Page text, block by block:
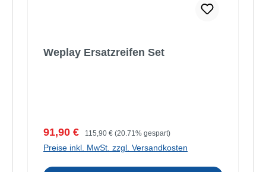
Weplay Ersatzreifen Set
Verkaufspreis:
91,90 € Regulärer Preis:
115,90 € (20.71% gespart)
Preise inkl. MwSt. zzgl. Versandkosten